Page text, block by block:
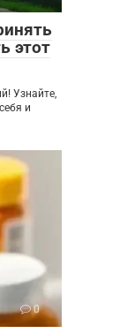
этот
Узнайте,
и
0